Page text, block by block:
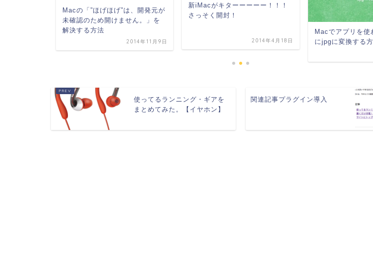
Macの「”ほげほげ”は、開発元が
未確認のため開けません。」を
解決する方法
2014年11月9日
新iMacがキターーーーー！！！
さっそく開封！
2014年4月18日
Macでアプリを使
にjpgに変換する
使ってるランニング・ギアを
まとめてみた。【イヤホン】
関連記事プラグイン導入